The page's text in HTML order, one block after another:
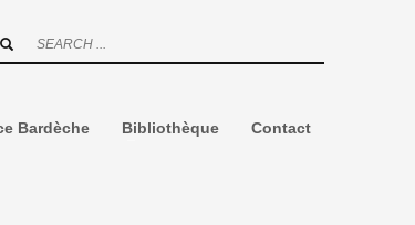
Bardèche Bibliothèque Contact